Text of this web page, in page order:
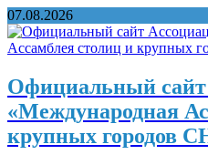
07.08.2026
Официальный
«Международная
крупных городов